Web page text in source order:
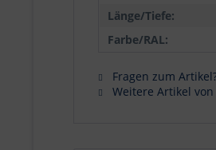
Länge/Tiefe:
Farbe/RAL:
Fragen zum
Weitere Artikel von